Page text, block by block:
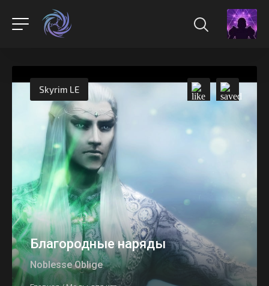
Skyrim LE
Благородные наряды
Noblesse Oblige